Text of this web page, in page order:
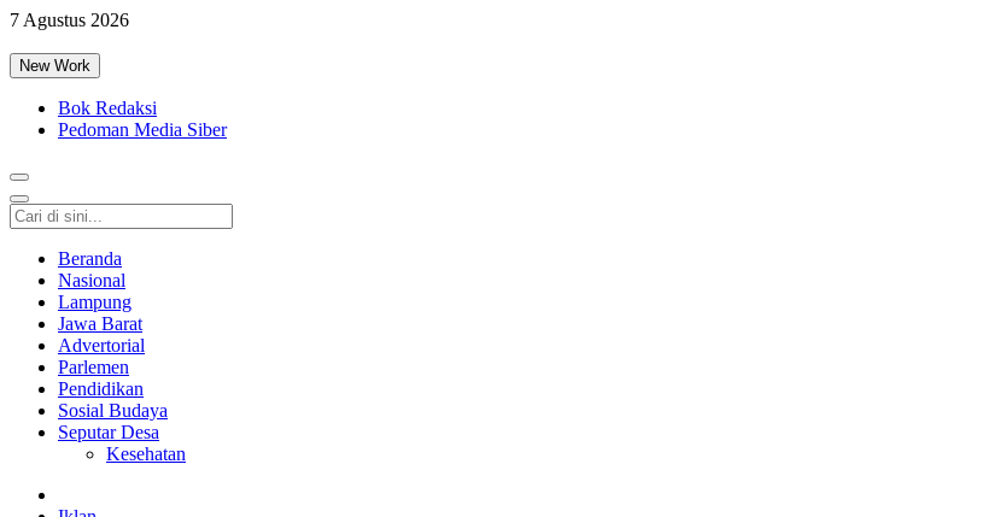
7 Agustus 2026
New Work
Bok Redaksi
Pedoman Media Siber
Beranda
Nasional
Lampung
Jawa Barat
Advertorial
Parlemen
Pendidikan
Sosial Budaya
Seputar Desa
Kesehatan